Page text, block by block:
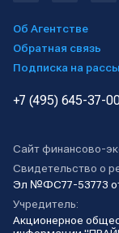
Об Агентстве
Обратная связь
Подписка на
+7 (495) 645-37-
Сайт финансово-
Свидетельство о
Эл №ФС77-53773 от
Учредитель:
Акционерное